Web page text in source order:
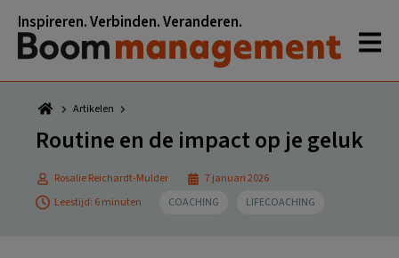
naar
hoofdnavigatie
naar
hoofd
inhoud
naar
eerste
sidebar
naar
voettekst
Inspireren. Verbinden. Veranderen.
Artikelen
Routine en de impact op je geluk
Rosalie Reichardt-Mulder
7 januari 2026
Leestijd: 6 minuten
COACHING LIFECOACHING